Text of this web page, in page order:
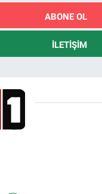
ABONE OL
İLETIŞIM